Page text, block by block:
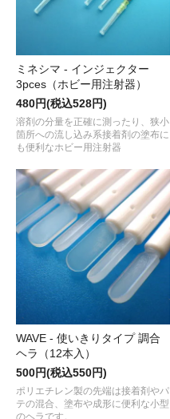
ミネシマ - インジェクター
3pces（ホビー用注射器）
480円(税込528円)
溶剤の分量を正確に測ったり、狭小
箇所への流し込み系接着剤の塗布に
も便利なホビー用注射器
WAVE - 使いきりタイプ 調合
ヘラ（12本入）
500円(税込550円)
ポリエチレン製の先端は接着剤やパ
テの混合、塗布や成形に便利な小型